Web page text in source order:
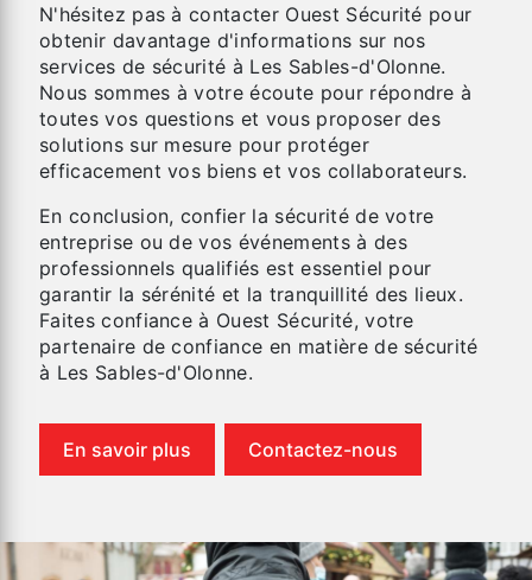
N'hésitez pas à contacter Ouest Sécurité pour
obtenir davantage d'informations sur nos
services de sécurité à Les Sables-d'Olonne.
Nous sommes à votre écoute pour répondre à
toutes vos questions et vous proposer des
solutions sur mesure pour protéger
efficacement vos biens et vos collaborateurs.
En conclusion, confier la sécurité de votre
entreprise ou de vos événements à des
professionnels qualifiés est essentiel pour
garantir la sérénité et la tranquillité des lieux.
Faites confiance à Ouest Sécurité, votre
partenaire de confiance en matière de sécurité
à Les Sables-d'Olonne.
En savoir plus Contactez-nous